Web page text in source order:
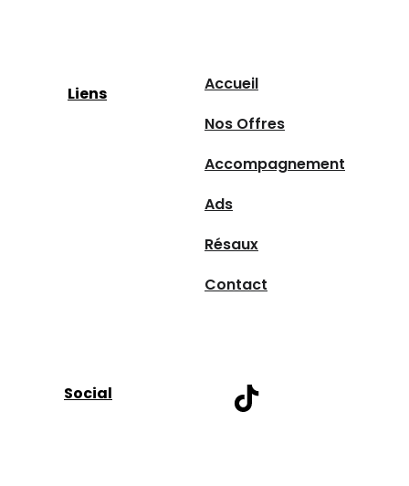
Liens
Social
Accueil
Nos Offres
Accompagnement
Ads
Résaux
Contact